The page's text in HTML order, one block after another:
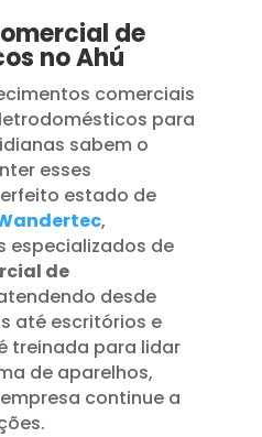
de
no Ahú
comerciais
para
sabem o
esses
estado de
,
especializados de
de
desde
até escritórios e
treinada para lidar
de aparelhos,
continue a